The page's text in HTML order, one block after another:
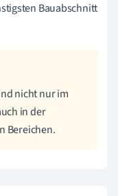
Bauabschnitt
nicht nur im
in der
Bereichen.